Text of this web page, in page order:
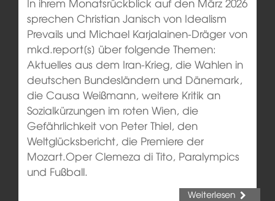
sprechen Christian Janisch von Idealism
Prevails und Michael Karjalainen-Dräger von
mkd.report[s] über folgende Themen:
Aktuelles aus dem Iran-Krieg, die Wahlen in
deutschen Bundesländern und Dänemark,
die Causa Weißmann, weitere Kritik an
Sozialkürzungen im roten Wien, die
Gefährlichkeit von Peter Thiel, den
Weltglücksbericht, die Premiere der
Mozart.Oper Clemeza di Tito, Paralympics
und Fußball.
Weiterlesen